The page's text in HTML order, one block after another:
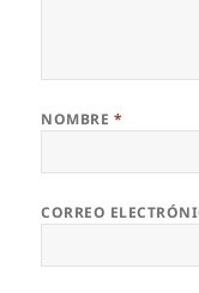
NOMBRE *
CORREO